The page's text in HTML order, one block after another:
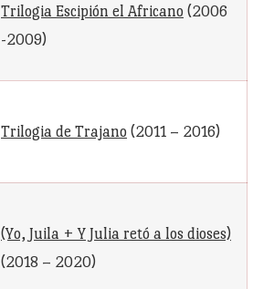
Trilogia Escipión el Africano (2006
-2009)
Trilogia de Trajano (2011 – 2016)
(Yo, Juila + Y Julia retó a los dioses)
(2018 – 2020)